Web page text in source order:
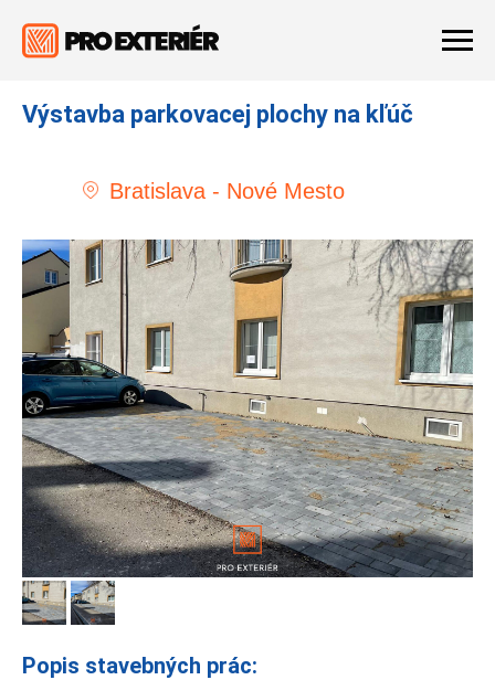
Výstavba parkovacej plochy na kľúč
Bratislava - Nové Mesto
Popis stavebných prác: